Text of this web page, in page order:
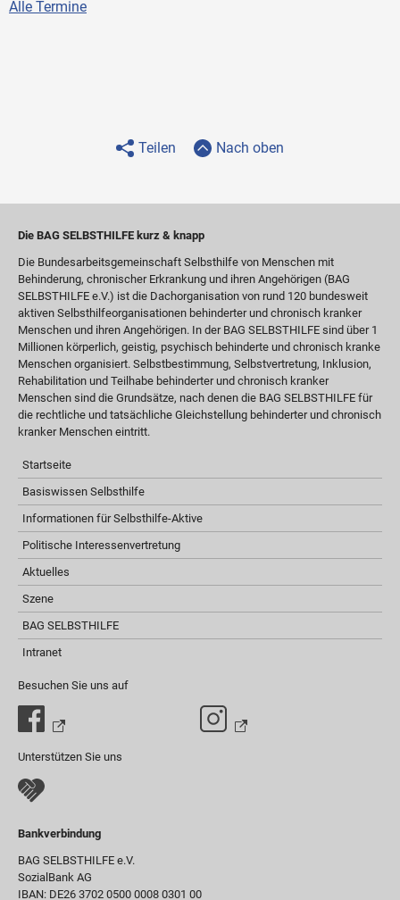
Alle Termine
Teilen Nach oben
Die BAG SELBSTHILFE kurz & knapp
Die Bundesarbeitsgemeinschaft Selbsthilfe von Menschen mit
Behinderung, chronischer Erkrankung und ihren Angehörigen (BAG
SELBSTHILFE e.V.) ist die Dachorganisation von rund 120 bundesweit
aktiven Selbsthilfeorganisationen behinderter und chronisch kranker
Menschen und ihren Angehörigen. In der BAG SELBSTHILFE sind über 1
Millionen körperlich, geistig, psychisch behinderte und chronisch kranke
Menschen organisiert. Selbstbestimmung, Selbstvertretung, Inklusion,
Rehabilitation und Teilhabe behinderter und chronisch kranker
Menschen sind die Grundsätze, nach denen die BAG SELBSTHILFE für
die rechtliche und tatsächliche Gleichstellung behinderter und chronisch
kranker Menschen eintritt.
Startseite
Basiswissen Selbsthilfe
Informationen für Selbsthilfe-Aktive
Politische Interessenvertretung
Aktuelles
Szene
BAG SELBSTHILFE
Intranet
Besuchen Sie uns auf
Unterstützen Sie uns
Bankverbindung
BAG SELBSTHILFE e.V.
SozialBank AG
IBAN: DE26 3702 0500 0008 0301 00